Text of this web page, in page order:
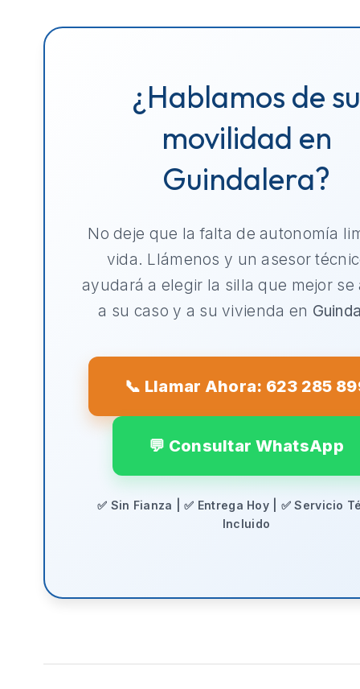
¿Hablamos de su
movilidad en
Guindalera?
No deje que la falta de autonomía
vida. Llámenos y un asesor
ayudará a elegir la silla que mejor se
a su caso y a su vivienda en
📞 Llamar Ahora: 623 285
💬 Consultar WhatsApp
✅ Sin Fianza | ✅ Entrega Hoy | ✅ Servicio
Incluido